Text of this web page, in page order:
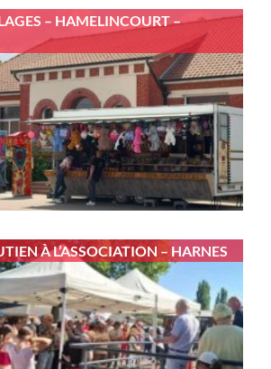
– HAMELINCOURT –
À L’ASSOCIATION – HARNES